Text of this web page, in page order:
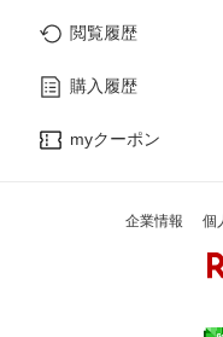
閲覧履歴
購入履歴
myクーポン
企業情報 個